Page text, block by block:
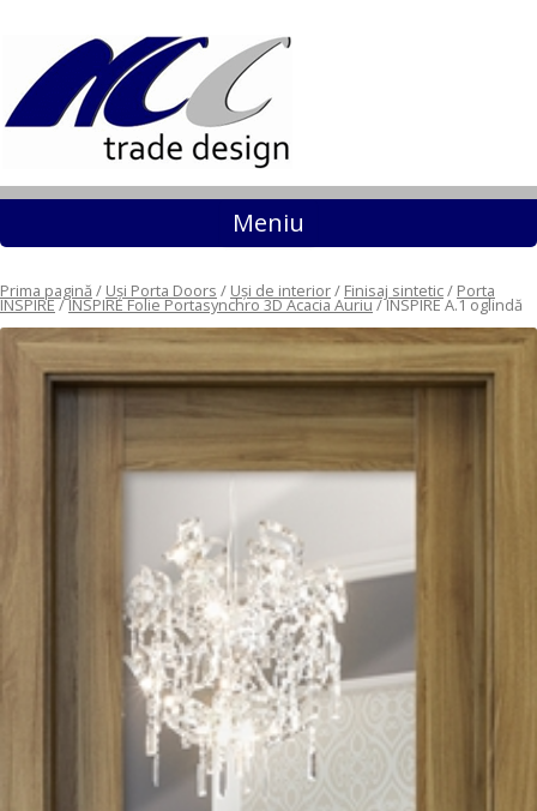
Meniu Sari la conținut
Prima pagină / Uși Porta Doors / Uși de interior/ Finisaj sintetic/ Porta
INSPIRE/INSPIRE Folie Portasynchro 3D Acacia Auriu/ INSPIRE A.1 oglindă